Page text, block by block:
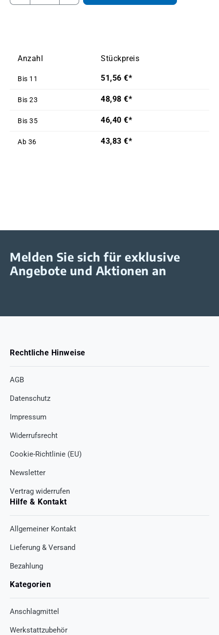
Anzahl Stückpreis
Bis 11 51,56 €*
Bis 23 48,98 €*
Bis 35 46,40 €*
Ab 36 43,83 €*
Melden Sie sich für exklusive
Angebote und Aktionen an
Rechtliche Hinweise
AGB
Datenschutz
Impressum
Widerrufsrecht
Cookie-Richtlinie (EU)
Newsletter
Vertrag widerrufen
Hilfe & Kontakt
Allgemeiner Kontakt
Lieferung & Versand
Bezahlung
Kategorien
Anschlagmittel
Werkstattzubehör